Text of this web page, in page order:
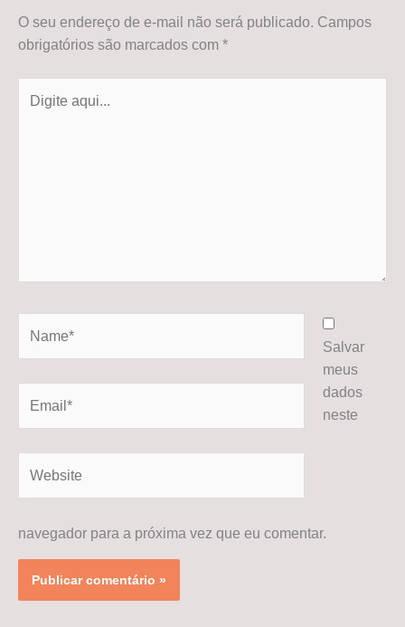
O seu endereço de e-mail não será publicado. Campos
obrigatórios são marcados com *
aqui...
Salvar
meus
dados
neste
navegador para a próxima vez que eu comentar.